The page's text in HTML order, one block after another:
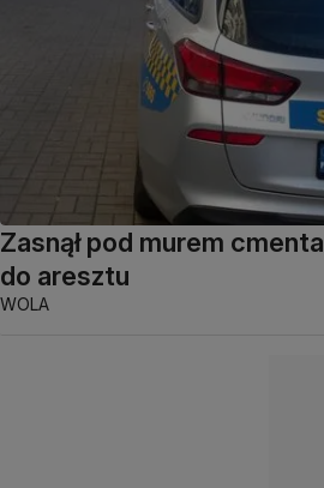
Zasnął pod murem
do aresztu
WOLA